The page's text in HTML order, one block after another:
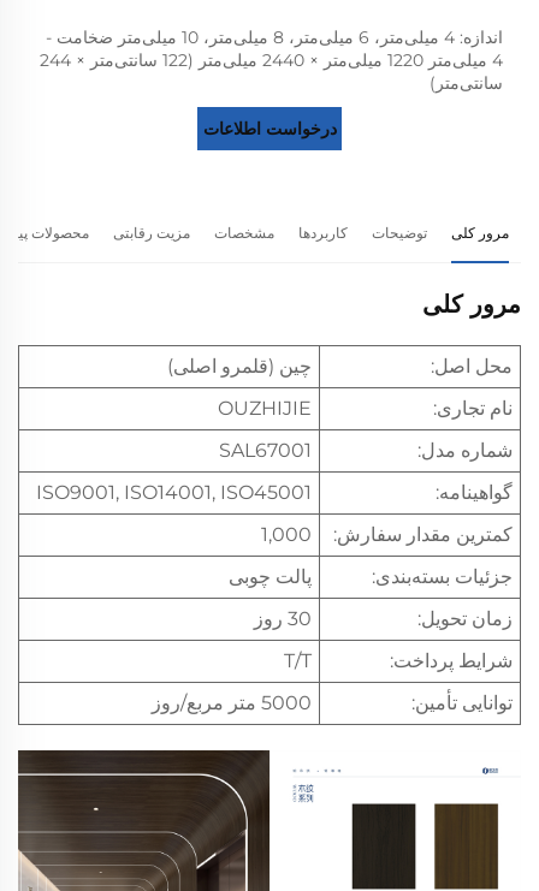
اندازه: 4 میلی‌متر، 6 میلی‌متر، 8 میلی‌متر، 10 میلی‌متر ضخامت -
4 میلی‌متر 1220 میلی‌متر × 2440 میلی‌متر (122 سانتی‌متر × 244
سانتی‌متر)
درخواست اطلاعات
مرور کلی توضیحات کاربردها مشخصات مزیت رقابتی محصولات
مرور کلی
محل اصل:
چین (قلمرو اصلی)
نام تجاری:
OUZHIJIE
شماره مدل:
SAL67001
گواهینامه:
ISO9001, ISO14001, ISO45001
کمترین مقدار سفارش:
1,000
جزئیات بسته‌بندی:
پالت چوبی
زمان تحویل:
30 روز
شرایط پرداخت:
T/T
توانایی تأمین:
5000 متر مربع/روز